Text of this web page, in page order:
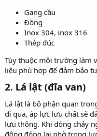
Gang cầu
Đồng
Inox 304, inox 316
Thép đúc
Tùy thuộc môi trường làm
liệu phù hợp để đảm bảo
2. Lá lật (đĩa van)​
Lá lật là bộ phận quan
đi qua, áp lực lưu chất sẽ
lưu thông. Khi dòng chảy
động đóng lại nhờ trọng